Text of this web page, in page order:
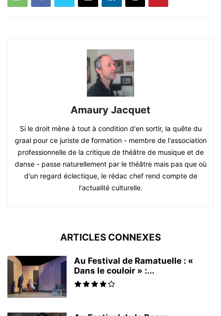
Amaury Jacquet
Si le droit mène à tout à condition d'en sortir, la quête du
graal pour ce juriste de formation - membre de l'association
professionnelle de la critique de théâtre de musique et de
danse - passe naturellement par le théâtre mais pas que où
d'un regard éclectique, le rédac chef rend compte de
l'actualité culturelle.
ARTICLES CONNEXES
Au Festival de Ramatuelle : «
Dans le couloir » :...